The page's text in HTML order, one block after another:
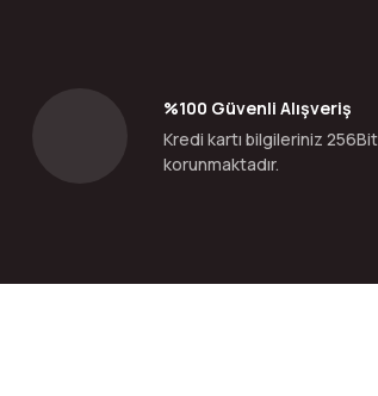
%100 Güvenli Alışveriş
Kredi kartı bilgileriniz
korunmaktadır.